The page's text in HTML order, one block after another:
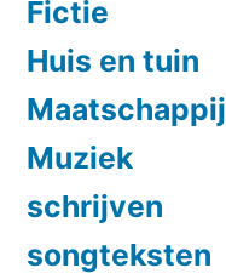
Fictie
Huis en tuin
Maatschappij
Muziek
schrijven
songteksten